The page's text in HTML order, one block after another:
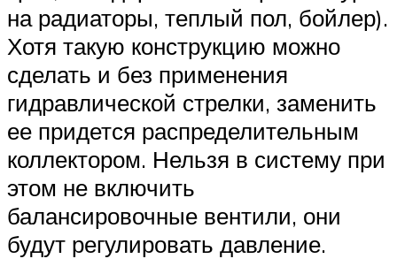
на радиаторы, теплый пол, бойлер).
Хотя такую конструкцию можно
сделать и без применения
гидравлической стрелки, заменить
ее придется распределительным
коллектором. Нельзя в систему при
этом не включить
балансировочные вентили, они
будут регулировать давление.